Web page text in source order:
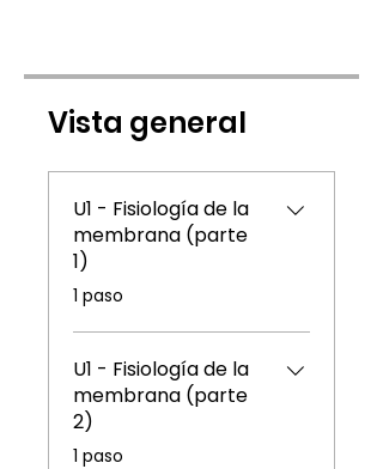
Vista general
U1 - Fisiología de la
membrana (parte
1)
.1 paso
U1 - Fisiología de la
membrana (parte
2)
.1 paso